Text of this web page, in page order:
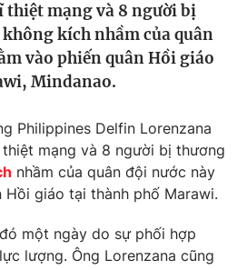
thiệt mạng và 8 người bị
kích nhầm của quân
vào phiến quân Hồi giáo
Mindanao.
Philippines Delfin Lorenzana
mạng và 8 người bị thương
nhầm của quân đội nước này
Hồi giáo tại thành phố Marawi.
một ngày do sự phối hợp
lượng. Ông Lorenzana cũng